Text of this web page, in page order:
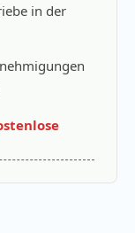
in der